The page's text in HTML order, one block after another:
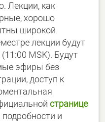
Лекции, как
хорошо
широкой
лекции будут
MSK). Будут
эфиры без
доступ к
странице
и